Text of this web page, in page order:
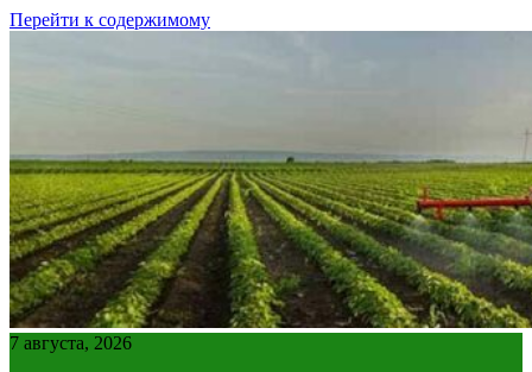
Перейти к содержимому
7 августа, 2026